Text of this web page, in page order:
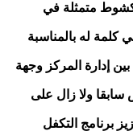
متمثلة في
كلمة له بالمناسبة
بين إدارة المركز وجهة
سابقا ولا زال على
برنامج التكفل